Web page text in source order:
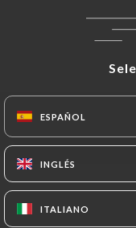
ESPAÑOL
INGLÉS
ITALIANO
ESPAÑOL
INGLÉS
ITALIANO